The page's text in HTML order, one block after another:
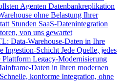
Agenten Datenbankreplikation
ohne Belastung Ihrer
Stunden SaaS-Datenintegration
von uns gewartet
Data-Warehouse-Daten in Ihre
Ingestion-Schicht Jede Quelle, jedes
Plattform Legacy-Modernisierung
Daten in Ihren modernen
Schnelle, konforme Integration, ohne